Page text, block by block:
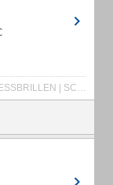
KONTAKTLINSEN | GLEITSICHTBRILLEN | SCHIESSBRILLEN | SCHWIMMBRILLEN | SEHBERATUNG | FASSUNGEN | LUPEN | SPEZIALGLÄSER | KINDERBRILLEN | WELTWEITE ERSATZBRILLEN